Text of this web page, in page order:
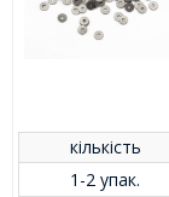
кількість
1-2 упак.